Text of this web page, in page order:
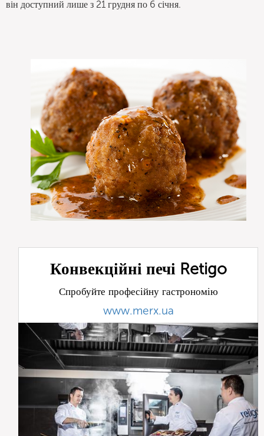
він доступний лише з 21 грудня по 6 січня.
Конвекційні печі Retigo
Спробуйте професійну гастрономію
www.merx.ua